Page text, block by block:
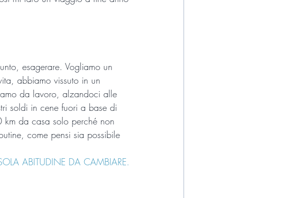
esagerare. Vogliamo un
abbiamo vissuto in un
da lavoro, alzandoci alle
soldi in cene fuori a base di
da casa solo perché non
come pensi sia possibile
ABITUDINE DA CAMBIARE.